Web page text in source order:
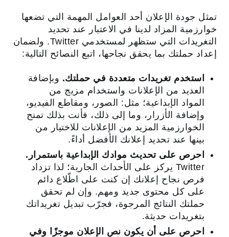
تمثل جودة الإعلان أحد العوامل المهمة التي تضعها
خوارزمية المزاد لدينا في الاعتبار عند تحديد
التغريدات التي ستظهر لمستخدمي Twitter. ولضمان
إعداد حملتك بما يحقق نجاحها، اتبع النصائح التالية:
استخدم تغريدات متعددة في حملتك. وبإضافة
العديد من الإعلانات واستخدام مزيج من
المواد الإبداعية؛ مثل: الصور، ومقاطع الفيديو،
وإضافة الأزرار، وما إلى ذلك، فأنت بذلك تمنح
الخوارزمية المزيد من الإعلانات للاختيار من
بينها عند تحديد إعلانك الأفضل أداءً.
احرص على تحديث موادك الإبداعية باستمرار.
Twitter يركز على الأحداث الجارية؛ لذا تزداد
فرص نجاح إعلانك إن كنت على اطّلاع دائم
على كل محتوى جديد ومهم. وإن لم تحقق
حملتك النتائج المرجوة، فجرّب تبديل تغريداتك
بتغريدات حديثة.
احرص على أن يكون نص الإعلان موجزًا وفي